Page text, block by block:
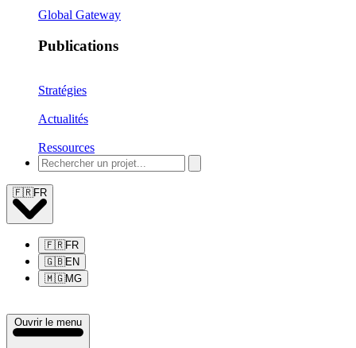
Global Gateway
Publications
Stratégies
Actualités
Ressources
🇫🇷FR
🇫🇷FR
🇬🇧EN
🇲🇬MG
Ouvrir le menu